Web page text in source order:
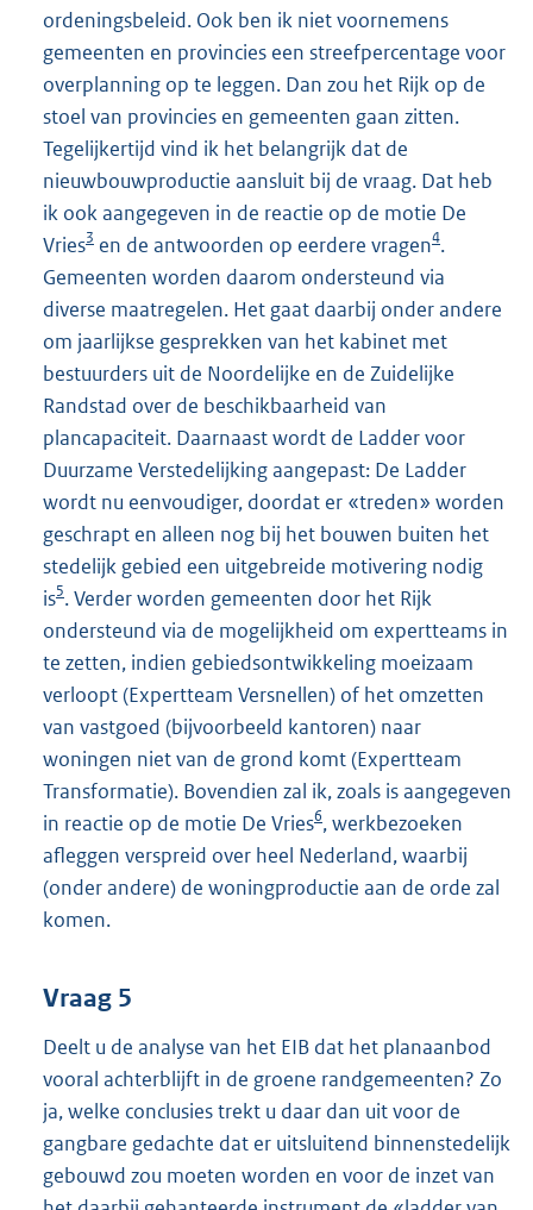
ordeningsbeleid. Ook ben ik niet voornemens
gemeenten en provincies een streefpercentage voor
overplanning op te leggen. Dan zou het Rijk op de
stoel van provincies en gemeenten gaan zitten.
Tegelijkertijd vind ik het belangrijk dat de
nieuwbouwproductie aansluit bij de vraag. Dat heb
ik ook aangegeven in de reactie op de motie De
Vries3 en de antwoorden op eerdere vragen4.
Gemeenten worden daarom ondersteund via
diverse maatregelen. Het gaat daarbij onder andere
om jaarlijkse gesprekken van het kabinet met
bestuurders uit de Noordelijke en de Zuidelijke
Randstad over de beschikbaarheid van
plancapaciteit. Daarnaast wordt de Ladder voor
Duurzame Verstedelijking aangepast: De Ladder
wordt nu eenvoudiger, doordat er «treden» worden
geschrapt en alleen nog bij het bouwen buiten het
stedelijk gebied een uitgebreide motivering nodig
is5. Verder worden gemeenten door het Rijk
ondersteund via de mogelijkheid om expertteams in
te zetten, indien gebiedsontwikkeling moeizaam
verloopt (Expertteam Versnellen) of het omzetten
van vastgoed (bijvoorbeeld kantoren) naar
woningen niet van de grond komt (Expertteam
Transformatie). Bovendien zal ik, zoals is aangegeven
in reactie op de motie De Vries6, werkbezoeken
afleggen verspreid over heel Nederland, waarbij
(onder andere) de woningproductie aan de orde zal
komen.
Vraag 5
Deelt u de analyse van het EIB dat het planaanbod
vooral achterblijft in de groene randgemeenten? Zo
ja, welke conclusies trekt u daar dan uit voor de
gangbare gedachte dat er uitsluitend binnenstedelijk
gebouwd zou moeten worden en voor de inzet van